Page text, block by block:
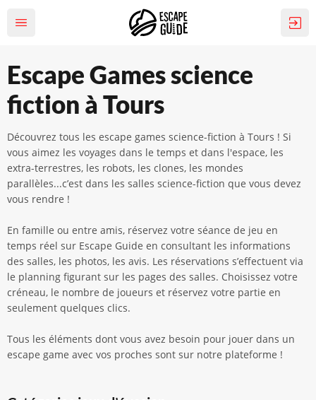
Escape Games science
fiction à Tours
Découvrez tous les escape games science-fiction à Tours ! Si
vous aimez les voyages dans le temps et dans l'espace, les
extra-terrestres, les robots, les clones, les mondes
parallèles...c’est dans les salles science-fiction que vous devez
vous rendre !
En famille ou entre amis, réservez votre séance de jeu en
temps réel sur Escape Guide en consultant les informations
des salles, les photos, les avis. Les réservations s’effectuent via
le planning figurant sur les pages des salles. Choisissez votre
créneau, le nombre de joueurs et réservez votre partie en
seulement quelques clics.
Tous les éléments dont vous avez besoin pour jouer dans un
escape game avec vos proches sont sur notre plateforme !